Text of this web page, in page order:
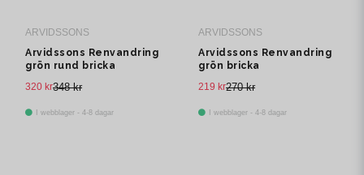
ARVIDSSONS
Arvidssons Renvandring
grön rund bricka
348 kr
320 kr
I webblager - 4-8 dagar
ARVIDSSONS
Arvidssons Renvandring
grön bricka
270 kr
219 kr
I webblager - 4-8 dagar